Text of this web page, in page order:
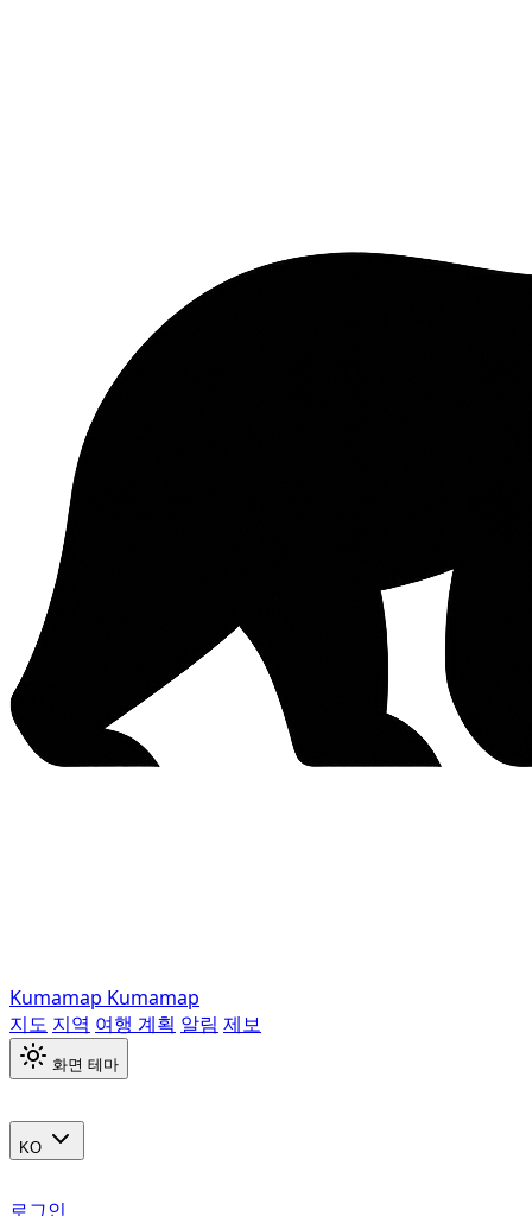
Kumamap Kumamap
지도 지역 여행 계획 알림 제보
화면 테마
KO
로그인